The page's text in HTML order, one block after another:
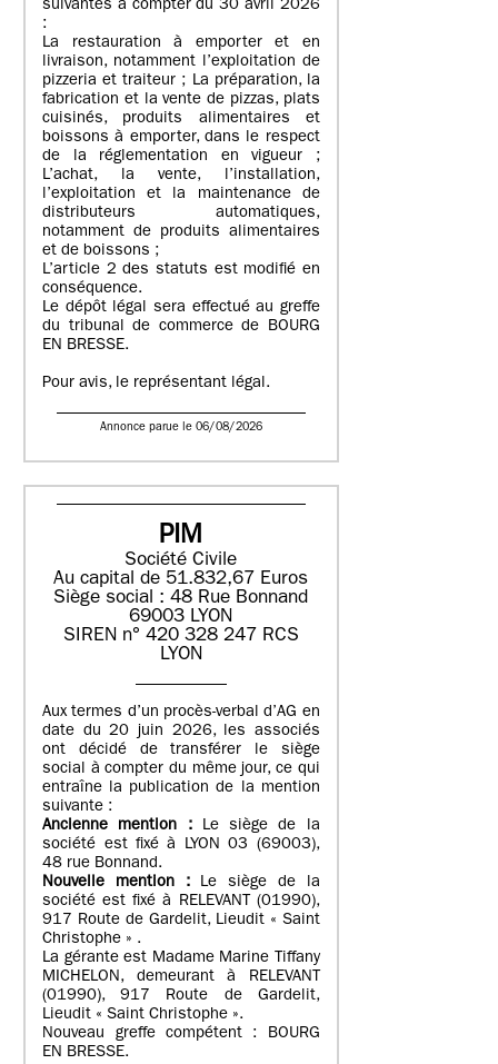
suivantes à compter du 30 avril 2026
:
La restauration à emporter et en
livraison, notamment l’exploitation de
pizzeria et traiteur ; La préparation, la
fabrication et la vente de pizzas, plats
cuisinés, produits alimentaires et
boissons à emporter, dans le respect
de la réglementation en vigueur ;
L’achat, la vente, l’installation,
l’exploitation et la maintenance de
distributeurs automatiques,
notamment de produits alimentaires
et de boissons ;
L’article 2 des statuts est modifié en
conséquence.
Le dépôt légal sera effectué au greffe
du tribunal de commerce de BOURG
EN BRESSE.
Pour avis, le représentant légal.
Annonce parue le 06/08/2026
PIM
Société Civile
Au capital de 51.832,67 Euros
Siège social : 48 Rue Bonnand
69003 LYON
SIREN n° 420 328 247 RCS
LYON
Aux termes d’un procès-verbal d’AG en
date du 20 juin 2026, les associés
ont décidé de transférer le siège
social à compter du même jour, ce qui
entraîne la publication de la mention
suivante :
Ancienne mention : Le siège de la
société est fixé à LYON 03 (69003),
48 rue Bonnand.
Nouvelle mention :
Le siège de la
société est fixé à RELEVANT (01990),
917 Route de Gardelit, Lieudit « Saint
Christophe » .
La gérante est Madame Marine Tiffany
MICHELON, demeurant à RELEVANT
(01990), 917 Route de Gardelit,
Lieudit « Saint Christophe ».
Nouveau greffe compétent : BOURG
EN BRESSE.